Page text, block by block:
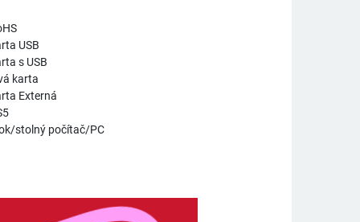
USB
s USB
karta
Externá
stolný počítač/PC